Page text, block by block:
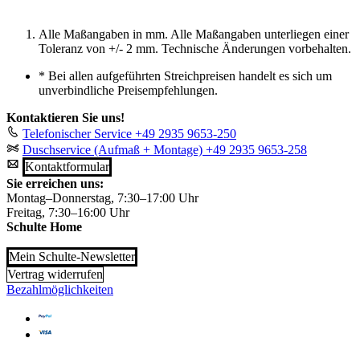
Alle Maßangaben in mm. Alle Maßangaben unterliegen einer
Toleranz von +/- 2 mm. Technische Änderungen vorbehalten.
* Bei allen aufgeführten Streichpreisen handelt es sich um
unverbindliche Preisempfehlungen.
Kontaktieren Sie uns!
Telefonischer Service +49 2935 9653-250
Duschservice (Aufmaß + Montage) +49 2935 9653-258
Kontaktformular
Sie erreichen uns:
Montag–Donnerstag, 7:30–17:00 Uhr
Freitag, 7:30–16:00 Uhr
Schulte Home
Mein Schulte-Newsletter
Vertrag widerrufen
Bezahlmöglichkeiten